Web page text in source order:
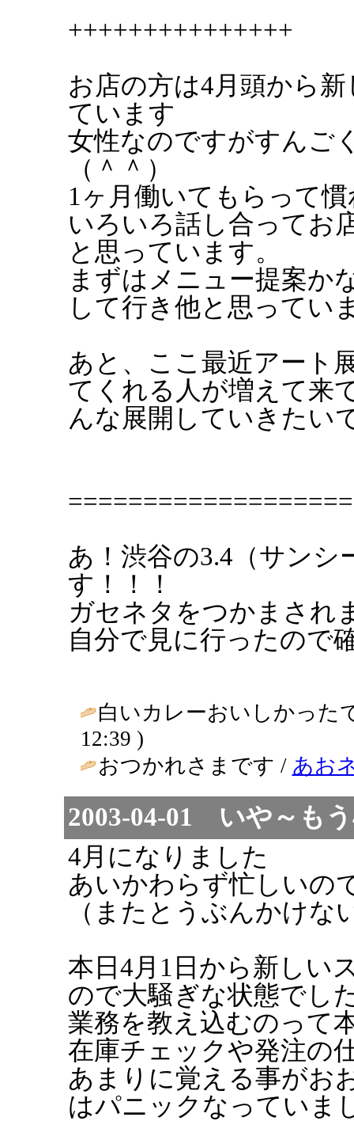
+++++++++++++++
お店の方は4月頭から
ています
女性なのですがすんご
（＾＾）
1ヶ月働いてもらって
いろいろ話し合ってお
と思っています。
まずはメニュー提案か
して行き他と思ってい
あと、ここ最近アート
てくれる人が増えて来
んな展開していきたい
あ！渋谷の3.4（サン
す！！！
ガセネタをつかまされ
自分で見に行ったので
白いカレーおいしかった
12:39 )
おつかれさまです / あお
2003-04-01 いや～も
4月になりました
あいかわらず忙しいの
（またとうぶんかけな
本日4月1日から新しい
ので大騒ぎな状態でし
業務を教え込むのって
在庫チェックや発注の
あまりに覚える事がお
はパニックなっていま